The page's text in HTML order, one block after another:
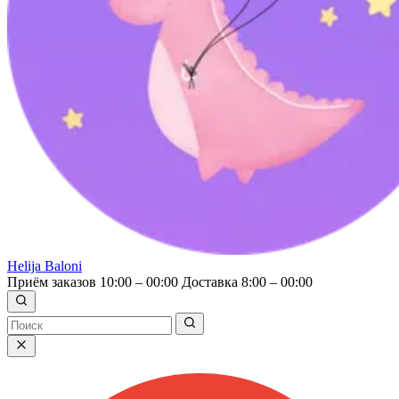
Helija Baloni
Приём заказов 10:00 – 00:00 Доставка 8:00 – 00:00